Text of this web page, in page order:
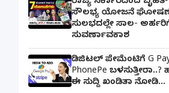
ಸೌಲಭ್ಯ ಯೋಜನೆ
ಸುಲಭದಲ್ಲೇ ಸಾಲ-
ಸುವರ್ಣಾವಕಾಶ
ಡಿಜಿಟಲ್ ಪೇಮೆಂಟಿಗೆ G
PhonePe ಬಳಸುತ್ತೀರಾ..?
ಈ ಸುದ್ದಿ ಖಂಡಿತಾ ನೋಡಿ...